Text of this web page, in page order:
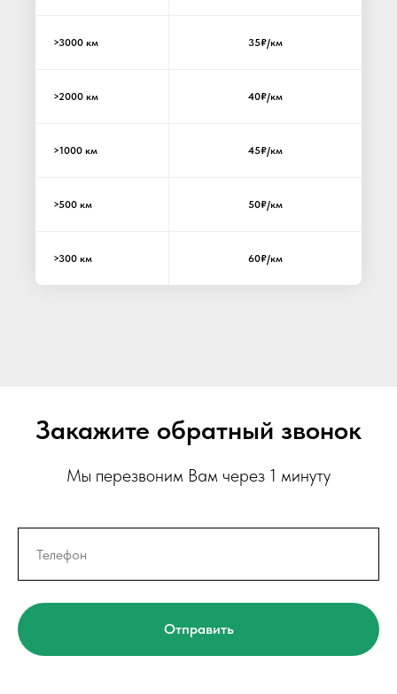
>3000 км 35₽/км
>2000 км 40₽/км
>1000 км 45₽/км
>500 км 50₽/км
>300 км 60₽/км
Закажите обратный звонок
Мы перезвоним Вам через 1 минуту
Отправить